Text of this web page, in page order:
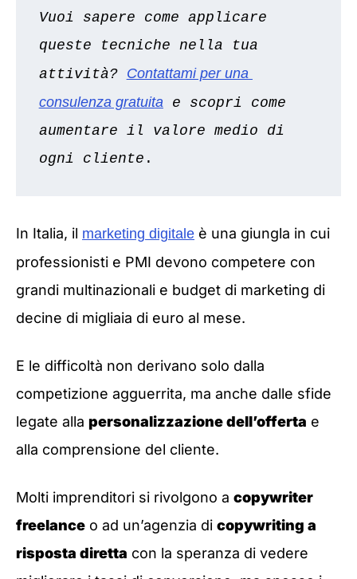
Vuoi sapere come applicare
queste tecniche nella tua
attività? Contattami per una
consulenza gratuita e scopri come
aumentare il valore medio di
ogni cliente .
In Italia, il marketing digitale è una giungla in cui
professionisti e PMI devono competere con
grandi multinazionali e budget di marketing di
decine di migliaia di euro al mese.
E le difficoltà non derivano solo dalla
competizione agguerrita, ma anche dalle sfide
legate alla personalizzazione dell’offerta e
alla comprensione del cliente.
Molti imprenditori si rivolgono a copywriter
freelance o ad un’agenzia di copywriting a
risposta diretta con la speranza di vedere